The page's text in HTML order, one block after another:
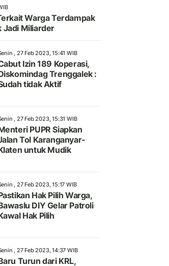
Warga Terdampak
Jadi Miliarder
, 27 Feb 2023, 15:41 WIB
Izin 189 Koperasi,
Trenggalek :
tidak Aktif
, 27 Feb 2023, 15:31 WIB
PUPR Siapkan
Tol Karanganyar-
untuk Mudik
, 27 Feb 2023, 15:17 WIB
Hak Pilih Warga,
DIY Gelar Patroli
Hak Pilih
, 27 Feb 2023, 14:37 WIB
Turun dari KRL,